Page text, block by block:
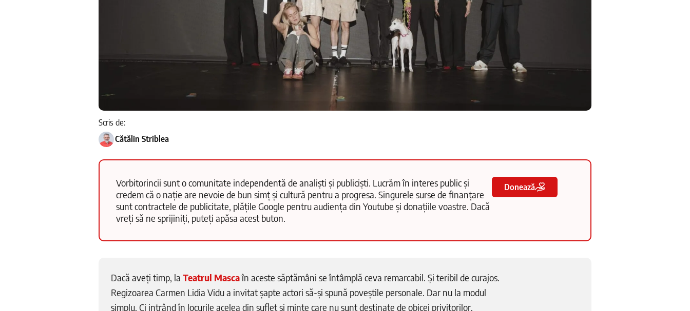
Scris de:
Cătălin Striblea
Vorbitorincii sunt o comunitate independentă de analiști și publiciști. Lucrăm în interes public și
credem că o nație are nevoie de bun simț și cultură pentru a progresa. Singurele surse de finanțare
sunt contractele de publicitate, plățile Google pentru audiența din Youtube și donațiile voastre. Dacă
vreți să ne sprijiniți, puteți apăsa acest buton.
Donează
Dacă aveți timp, la Teatrul Mascaîn aceste săptămâni se întâmplă ceva remarcabil. Și teribil de curajos.
Regizoarea Carmen Lidia Vidu a invitat șapte actori să-și spună poveștile personale. Dar nu la modul
simplu. Ci intrând în locurile acelea din suflet și minte care nu sunt destinate de obicei privitorilor.